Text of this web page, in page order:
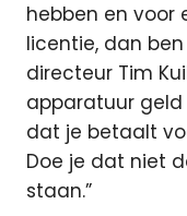
hebben en voor
licentie, dan ben
directeur Tim
apparatuur geld
dat je betaalt
Doe je dat niet
staan.”